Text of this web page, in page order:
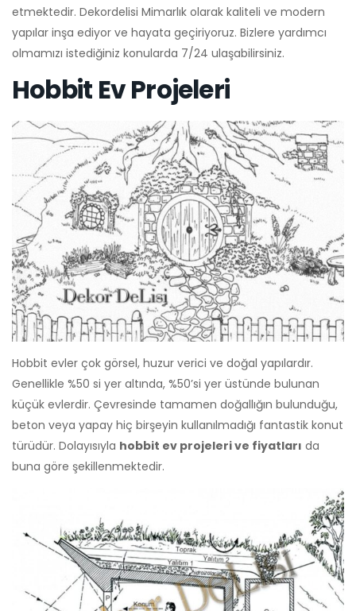
etmektedir. Dekordelisi Mimarlık olarak kaliteli ve modern
yapılar inşa ediyor ve hayata geçiriyoruz. Bizlere yardımcı
olmamızı istediğiniz konularda 7/24 ulaşabilirsiniz.
Hobbit Ev Projeleri
Hobbit evler çok görsel, huzur verici ve doğal yapılardır.
Genellikle %50 si yer altında, %50’si yer üstünde bulunan
küçük evlerdir. Çevresinde tamamen doğallığın bulunduğu,
beton veya yapay hiç birşeyin kullanılmadığı fantastik konut
türüdür. Dolayısıyla hobbit ev projeleri ve fiyatları da
buna göre şekillenmektedir.